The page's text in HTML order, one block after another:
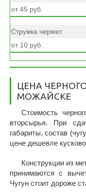
от 45 руб.
Стружка чермет
от 10 руб.
ЦЕНА
МОЖАЙСКЕ
Стоимость
вторсырья. При
габариты, состав
цене дешевле
Конструкции из
принимаются с
Чугун стоит дороже